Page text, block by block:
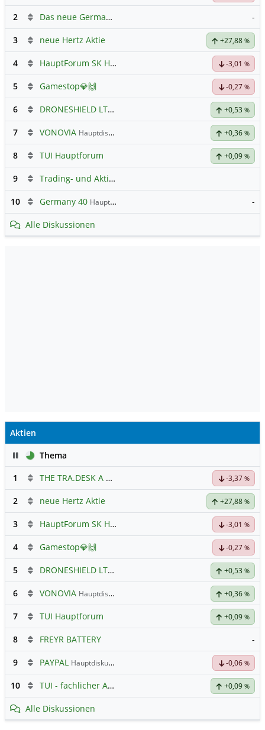
2 Das neue Germany 40 Prognose Forum -
3 neue Hertz Aktie +27,88 %
4 HauptForum SK HYNIC -3,01 %
5 Gamestop💎🙌 -0,27 %
6 DRONESHIELD LTD +0,53 %
7 VONOVIA Hauptdiskussion +0,36 %
8 TUI Hauptforum +0,09 %
9 Trading- und Aktien-Chat
10 Germany 40 Hauptdiskussion -
Alle Diskussionen
Aktien
PauseThema
1
THE TRA.DESK A DL-,000001 -3,37 %
2 neue Hertz Aktie +27,88 %
3 HauptForum SK HYNIC -3,01 %
4 Gamestop💎🙌 -0,27 %
5 DRONESHIELD LTD +0,53 %
6 VONOVIA Hauptdiskussion +0,36 %
7 TUI Hauptforum +0,09 %
8 FREYR BATTERY -
9 PAYPAL Hauptdiskussion -0,06 %
10 TUI - fachlicher Austausch +0,09 %
Alle Diskussionen